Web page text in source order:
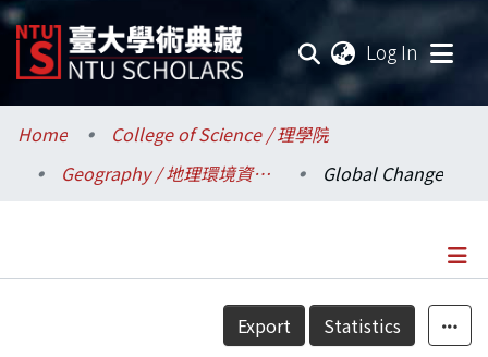
Log In
Communities & Collections
Research Outputs
Home
College of Science / 理學院
Geography / 地理環境資源學系
Global Change
Details
Export Statistics